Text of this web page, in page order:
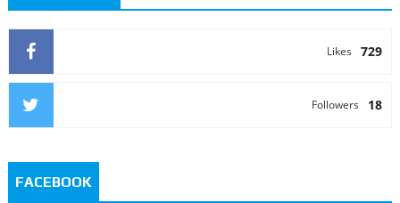
729
Likes
18
Followers
FACEBOOK